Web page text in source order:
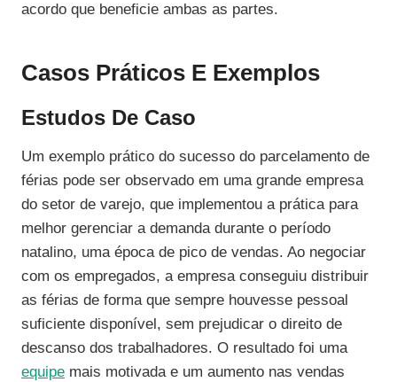
acordo que beneficie ambas as partes.
Casos Práticos E Exemplos
Estudos De Caso
Um exemplo prático do sucesso do parcelamento de
férias pode ser observado em uma grande empresa
do setor de varejo, que implementou a prática para
melhor gerenciar a demanda durante o período
natalino, uma época de pico de vendas. Ao negociar
com os empregados, a empresa conseguiu distribuir
as férias de forma que sempre houvesse pessoal
suficiente disponível, sem prejudicar o direito de
descanso dos trabalhadores. O resultado foi uma
equipe mais motivada e um aumento nas vendas